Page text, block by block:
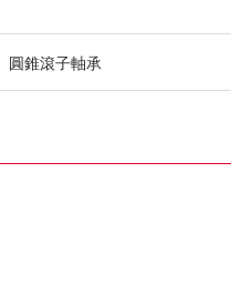
圓錐滾子軸承